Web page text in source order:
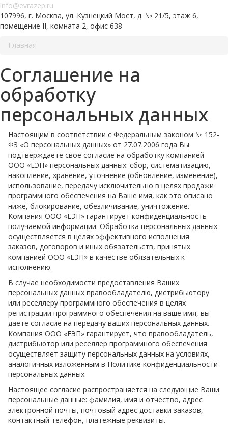
info@evrazep.ru
107996, г. Москва, ул. Кузнецкий Мост, д. № 21/5, этаж 6,
помещение II, комната 2, офис 638
Главная
Соглашение на
обработку
персональных данных
Настоящим в соответствии с Федеральным законом № 152-
ФЗ «О персональных данных» от 27.07.2006 года Вы
подтверждаете свое согласие на обработку компанией
ООО «ЕЭП» персональных данных: сбор, систематизацию,
накопление, хранение, уточнение (обновление, изменение),
использование, передачу исключительно в целях продажи
программного обеспечения на Ваше имя, как это описано
ниже, блокирование, обезличивание, уничтожение.
Компания ООО «ЕЭП» гарантирует конфиденциальность
получаемой информации. Обработка персональных данных
осуществляется в целях эффективного исполнения
заказов, договоров и иных обязательств, принятых
компанией ООО «ЕЭП» в качестве обязательных к
исполнению.
В случае необходимости предоставления Ваших
персональных данных правообладателю, дистрибьютору
или реселлеру программного обеспечения в целях
регистрации программного обеспечения на ваше имя, вы
даёте согласие на передачу ваших персональных данных.
Компания ООО «ЕЭП» гарантирует, что правообладатель,
дистрибьютор или реселлер программного обеспечения
осуществляет защиту персональных данных на условиях,
аналогичных изложенным в Политике конфиденциальности
персональных данных.
Настоящее согласие распространяется на следующие Ваши
персональные данные: фамилия, имя и отчество, адрес
электронной почты, почтовый адрес доставки заказов,
контактный телефон, платёжные реквизиты.